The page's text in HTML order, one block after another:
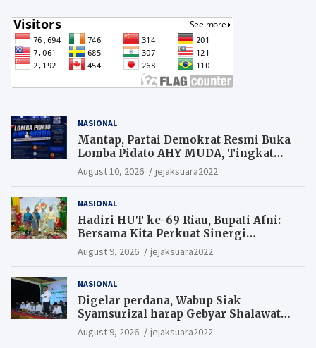
NASIONAL
Mantap, Partai Demokrat Resmi Buka
Lomba Pidato AHY MUDA, Tingkat
Pelajar. Suaramu idemu untuk
Indonesia maju
August 10, 2026 jejaksuara2022
NASIONAL
Hadiri HUT ke-69 Riau, Bupati Afni:
Bersama Kita Perkuat Sinergi
Pembangunan
August 9, 2026 jejaksuara2022
NASIONAL
Digelar perdana, Wabup Siak
Syamsurizal harap Gebyar Shalawat
bisa meningkatkan nilai keagamaan
ditengah-tengah masyarakat.
August 9, 2026 jejaksuara2022